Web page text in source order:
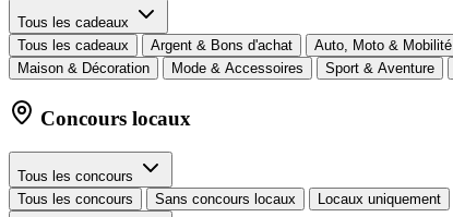
Tous les cadeaux
Tous les cadeaux
Argent & Bons d'achat Auto, Moto & Mobilité
Maison & Décoration
Mode & Accessoires Sport & Aventure
Concours locaux
Tous les concours
Tous les concours
Sans concours locaux Locaux uniquement